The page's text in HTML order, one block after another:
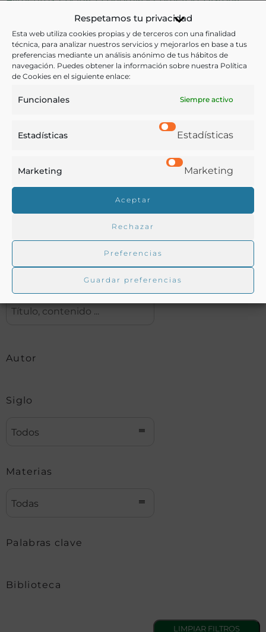
Respetamos tu privacidad
Esta web utiliza cookies propias y de terceros con una finalidad
técnica, para analizar nuestros servicios y mejorarlos en base a tus
preferencias mediante un análisis anónimo de tus hábitos de
navegación. Puedes obtener la información sobre nuestra Política
de Cookies en el siguiente enlace:
Funcionales Siempre activo
Estadísticas Estadísticas
Marketing Marketing
Aceptar
Rechazar
Preferencias
Guardar preferencias
Ver más libros con las palabras clave:
Alimentos,Beneficencia,Cocina,Granada,Hospicios
Lista de precios,Manuscritos
Buscar en la biblioteca
Autor
Siglo
Todos
Materias
Todas
Palabras clave
Biblioteca